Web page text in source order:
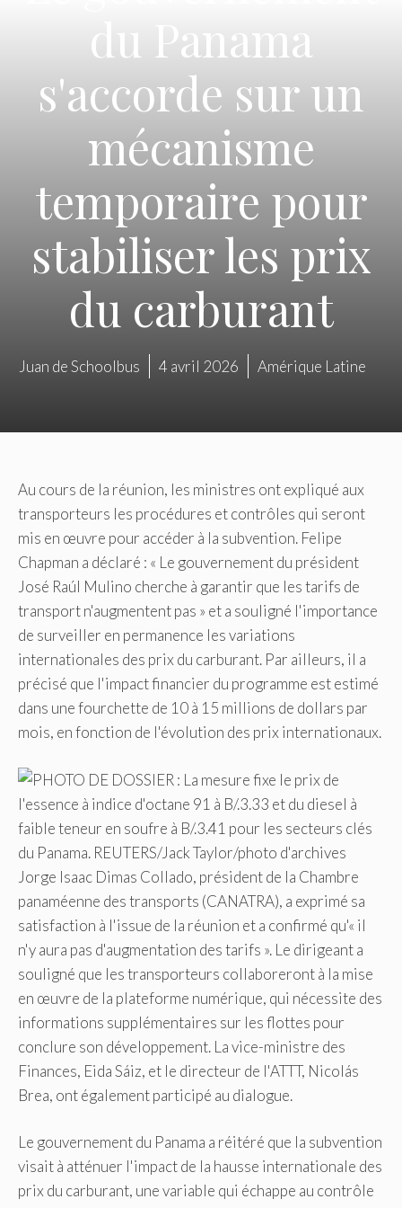
du Panama
s'accorde sur un
mécanisme
temporaire pour
stabiliser les prix
du carburant
Juan de Schoolbus 4 avril 2026 Amérique Latine
Au cours de la réunion, les ministres ont expliqué aux
transporteurs les procédures et contrôles qui seront
mis en œuvre pour accéder à la subvention. Felipe
Chapman a déclaré : « Le gouvernement du président
José Raúl Mulino cherche à garantir que les tarifs de
transport n'augmentent pas » et a souligné l'importance
de surveiller en permanence les variations
internationales des prix du carburant. Par ailleurs, il a
précisé que l'impact financier du programme est estimé
dans une fourchette de 10 à 15 millions de dollars par
mois, en fonction de l'évolution des prix internationaux.
Jorge Isaac Dimas Collado, président de la Chambre
panaméenne des transports (CANATRA), a exprimé sa
satisfaction à l'issue de la réunion et a confirmé qu'« il
n'y aura pas d'augmentation des tarifs ». Le dirigeant a
souligné que les transporteurs collaboreront à la mise
en œuvre de la plateforme numérique, qui nécessite des
informations supplémentaires sur les flottes pour
conclure son développement. La vice-ministre des
Finances, Eida Sáiz, et le directeur de l'ATTT, Nicolás
Brea, ont également participé au dialogue.
Le gouvernement du Panama a réitéré que la subvention
visait à atténuer l'impact de la hausse internationale des
prix du carburant, une variable qui échappe au contrôle